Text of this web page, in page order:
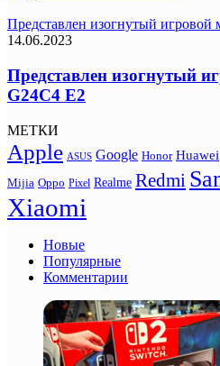
Представлен изогнутый
14.06.2023
Представлен изогнутый
G24C4 E2
МЕТКИ
Apple ASUS Google Honor Huawei
Mijia Oppo Pixel Realme Redmi
Xiaomi
Новые
Популярные
Комментарии